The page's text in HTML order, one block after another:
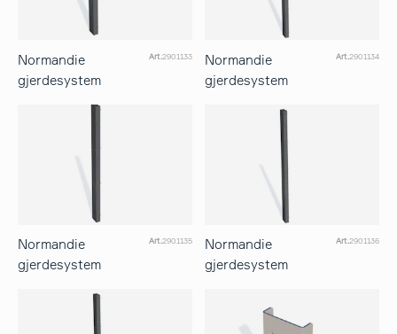
Normandie
gjerdesystem
Art.2901133
Normandie
gjerdesystem
Art.2901134
Normandie
gjerdesystem
Art.2901135
Normandie
gjerdesystem
Art.2901136